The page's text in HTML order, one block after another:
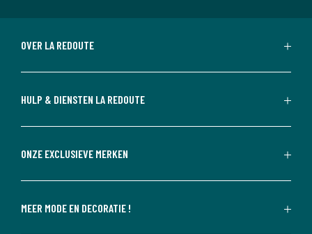
OVER LA REDOUTE
HULP & DIENSTEN LA REDOUTE
ONZE EXCLUSIEVE MERKEN
MEER MODE EN DECORATIE !